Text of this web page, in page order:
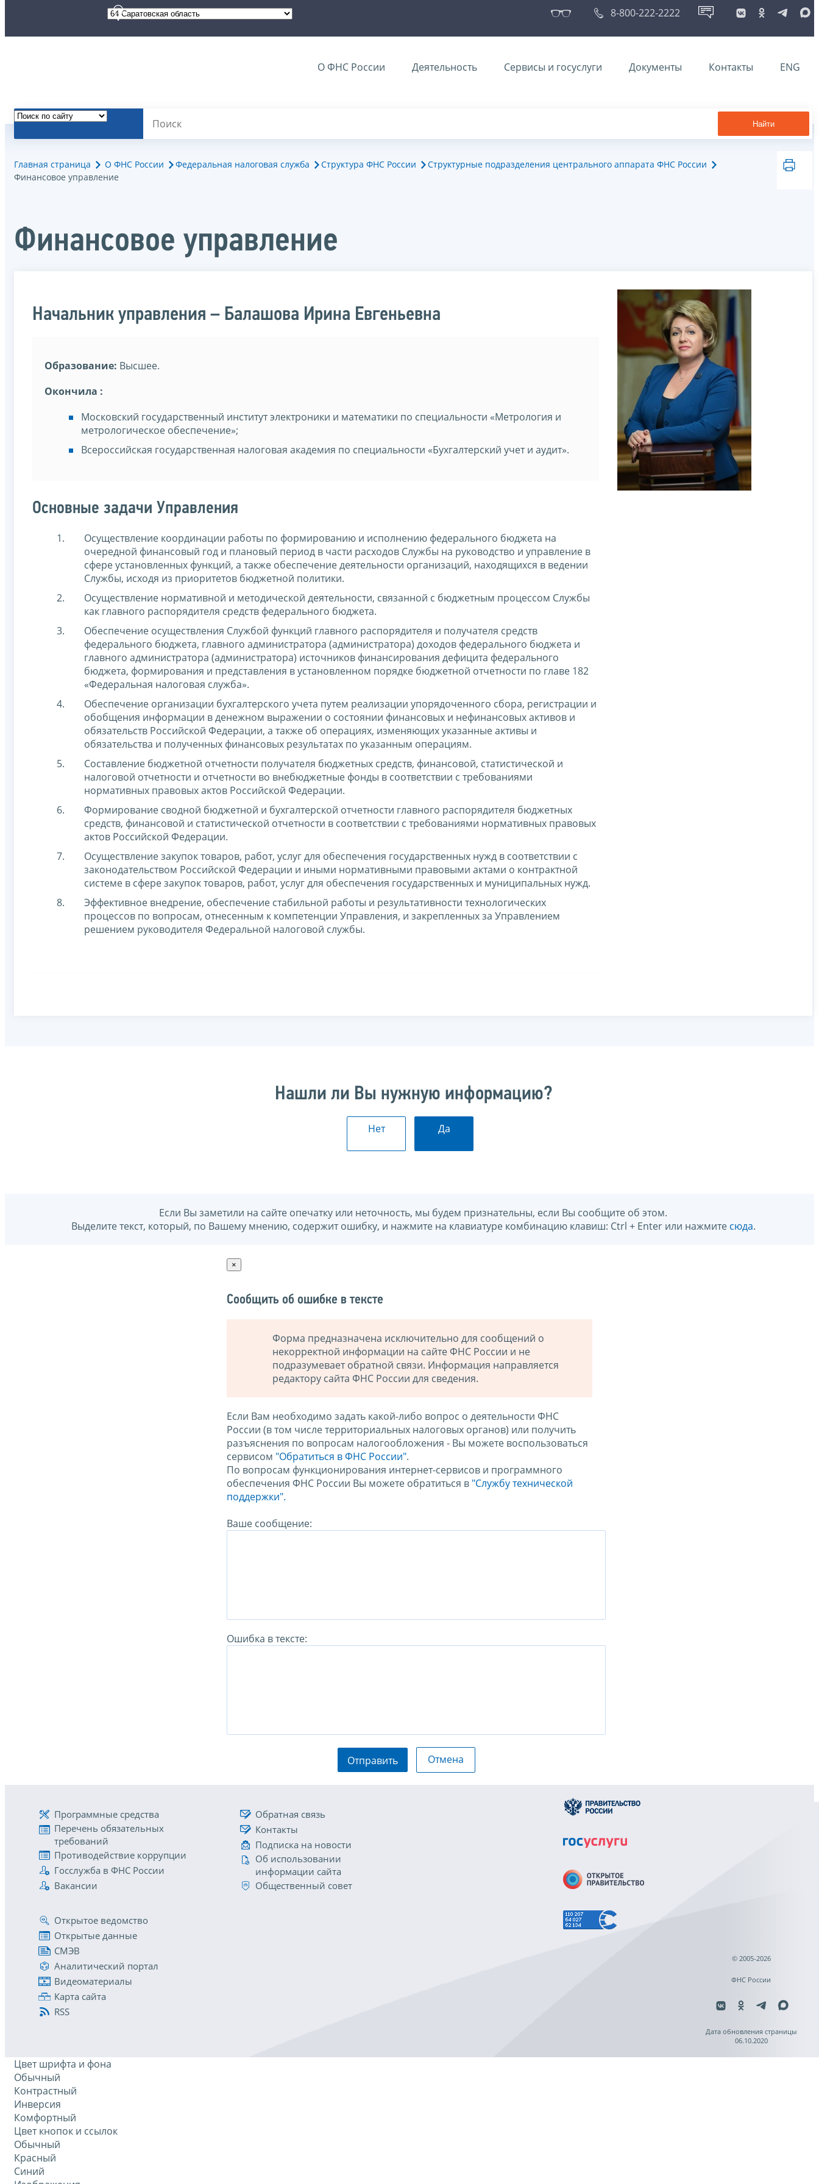
8-800-222-2222
О ФНС России Деятельность Сервисы и госуслуги Документы Контакты ENG
Найти
Главная страница О ФНС России Федеральная налоговая служба Структура ФНС России
Структурные подразделения центрального аппарата ФНС России
Финансовое управление
Финансовое управление
Начальник управления – Балашова Ирина Евгеньевна
Образование: Высшее.
Окончила :
Московский государственный институт электроники и математики по специальности «Метрология и
метрологическое обеспечение»;
Всероссийская государственная налоговая академия по специальности «Бухгалтерский учет и аудит».
Основные задачи Управления
Осуществление координации работы по формированию и исполнению федерального бюджета на
очередной финансовый год и плановый период в части расходов Службы на руководство и управление в
сфере установленных функций, а также обеспечение деятельности организаций, находящихся в ведении
Службы, исходя из приоритетов бюджетной политики.
Осуществление нормативной и методической деятельности, связанной с бюджетным процессом Службы
как главного распорядителя средств федерального бюджета.
Обеспечение осуществления Службой функций главного распорядителя и получателя средств
федерального бюджета, главного администратора (администратора) доходов федерального бюджета и
главного администратора (администратора) источников финансирования дефицита федерального
бюджета, формирования и представления в установленном порядке бюджетной отчетности по главе 182
«Федеральная налоговая служба».
Обеспечение организации бухгалтерского учета путем реализации упорядоченного сбора, регистрации и
обобщения информации в денежном выражении о состоянии финансовых и нефинансовых активов и
обязательств Российской Федерации, а также об операциях, изменяющих указанные активы и
обязательства и полученных финансовых результатах по указанным операциям.
Составление бюджетной отчетности получателя бюджетных средств, финансовой, статистической и
налоговой отчетности и отчетности во внебюджетные фонды в соответствии с требованиями
нормативных правовых актов Российской Федерации.
Формирование сводной бюджетной и бухгалтерской отчетности главного распорядителя бюджетных
средств, финансовой и статистической отчетности в соответствии с требованиями нормативных правовых
актов Российской Федерации.
Осуществление закупок товаров, работ, услуг для обеспечения государственных нужд в соответствии с
законодательством Российской Федерации и иными нормативными правовыми актами о контрактной
системе в сфере закупок товаров, работ, услуг для обеспечения государственных и муниципальных нужд.
Эффективное внедрение, обеспечение стабильной работы и результативности технологических
процессов по вопросам, отнесенным к компетенции Управления, и закрепленных за Управлением
решением руководителя Федеральной налоговой службы.
Нашли ли Вы нужную информацию?
Нет Да
Если Вы заметили на сайте опечатку или неточность, мы будем признательны, если Вы сообщите об этом.
Выделите текст, который, по Вашему мнению, содержит ошибку, и нажмите на клавиатуре комбинацию клавиш: Ctrl + Enter или нажмите сюда.
×
Сообщить об ошибке в тексте
Форма предназначена исключительно для сообщений о
некорректной информации на сайте ФНС России и не
подразумевает обратной связи. Информация направляется
редактору сайта ФНС России для сведения.
Если Вам необходимо задать какой-либо вопрос о деятельности ФНС
России (в том числе территориальных налоговых органов) или получить
разъяснения по вопросам налогообложения - Вы можете воспользоваться
сервисом "Обратиться в ФНС России".
По вопросам функционирования интернет-сервисов и программного
обеспечения ФНС России Вы можете обратиться в "Службу технической
поддержки".
Ваше сообщение:
Ошибка в тексте:
Отправить Отмена
Программные средства
Перечень обязательных
требований
Противодействие коррупции
Госслужба в ФНС России
Вакансии
Обратная связь
Контакты
Подписка на новости
Об использовании
информации сайта
Общественный совет
Открытое ведомство
Открытые данные
СМЭВ
Аналитический портал
Видеоматериалы
Карта сайта
RSS
© 2005-2026
ФНС России
Дата обновления страницы
06.10.2020
Цвет шрифта и фона
Обычный
Контрастный
Инверсия
Комфортный
Цвет кнопок и ссылок
Обычный
Красный
Синий